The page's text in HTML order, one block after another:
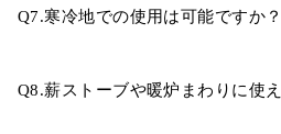
Q7.寒冷地での使用は可能ですか？
Q8.薪ストーブや暖炉まわりに使